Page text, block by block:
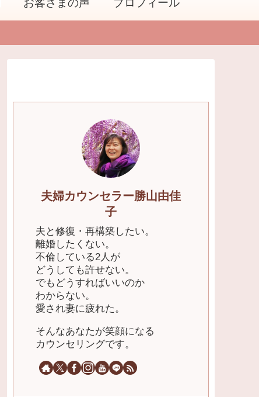
お客さまの声 プロフィール
夫婦カウンセラー勝山由佳
子
夫と修復・再構築したい。
離婚したくない。
不倫している2人が
どうしても許せない。
でもどうすればいいのか
わからない。
愛され妻に疲れた。
そんなあなたが笑顔になる
カウンセリングです。